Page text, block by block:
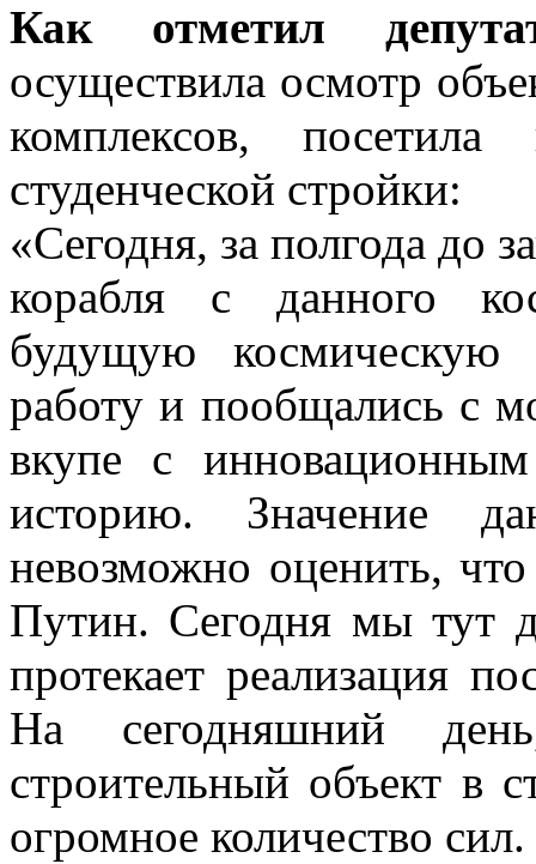
Как отметил
осуществила осмотр
комплексов,
студенческой стройки:
«Сегодня, за полгода до
корабля с данного
будущую
работу и пообщались с
вкупе с
историю. Значение
невозможно оценить,
Путин. Сегодня мы тут
протекает реализация
На сегодняшний
строительный объект в
огромное количество сил.